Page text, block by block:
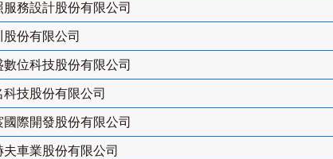
服務設計股份有限公司
股份有限公司
數位科技股份有限公司
科技股份有限公司
國際開發股份有限公司
夫車業股份有限公司